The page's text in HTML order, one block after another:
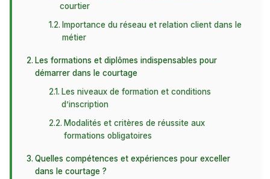
courtier
Importance du réseau et relation client dans le
métier
Les formations et diplômes indispensables pour
démarrer dans le courtage
Les niveaux de formation et conditions
d’inscription
Modalités et critères de réussite aux
formations obligatoires
Quelles compétences et expériences pour exceller
dans le courtage ?